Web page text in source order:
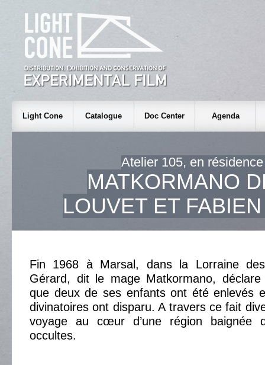
Light Cone Catalogue Doc Center Agenda
Atelier 105, en
MATKORMANO
LOUVET ET
Fin 1968 à Marsal, dans la Lorraine
Gérard, dit le mage Matkormano,
que deux de ses enfants ont été enlevés
divinatoires ont disparu. A travers ce fait
voyage au cœur d’une région baignée
occultes.